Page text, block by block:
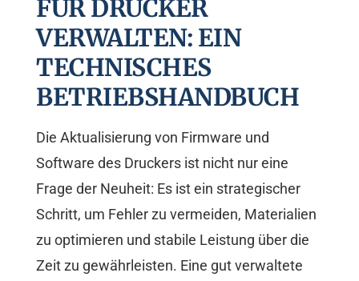
FÜR DRUCKER
VERWALTEN: EIN
TECHNISCHES
BETRIEBSHANDBUCH
Die Aktualisierung von Firmware und
Software des Druckers ist nicht nur eine
Frage der Neuheit: Es ist ein strategischer
Schritt, um Fehler zu vermeiden, Materialien
zu optimieren und stabile Leistung über die
Zeit zu gewährleisten. Eine gut verwaltete